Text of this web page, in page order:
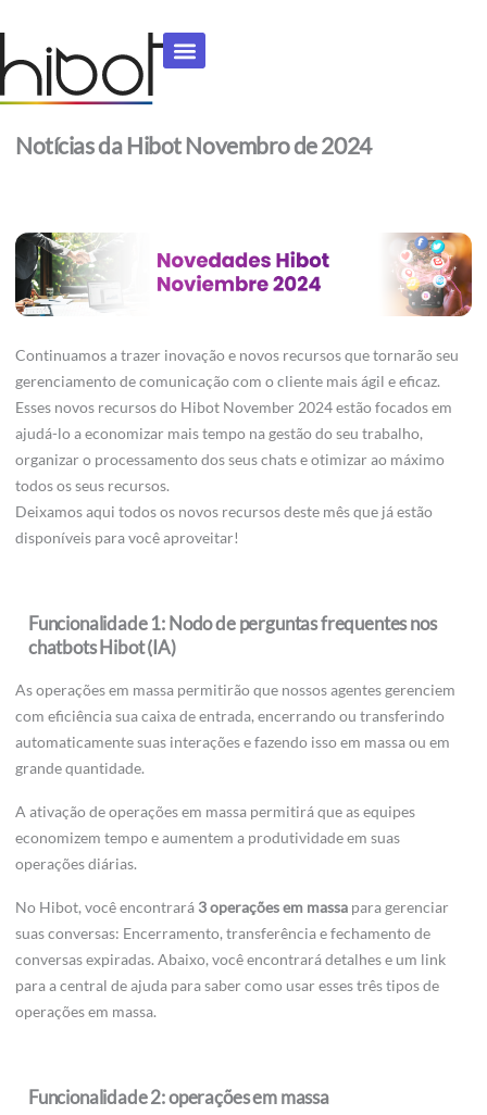
o
conteúdo
Notícias da Hibot Novembro de 2024
Continuamos a trazer inovação e novos recursos que tornarão seu
gerenciamento de comunicação com o cliente mais ágil e eficaz.
Esses novos recursos do Hibot November 2024 estão focados em
ajudá-lo a economizar mais tempo na gestão do seu trabalho,
organizar o processamento dos seus chats e otimizar ao máximo
todos os seus recursos.
Deixamos aqui todos os novos recursos deste mês que já estão
disponíveis para você aproveitar!
Funcionalidade 1: Nodo de perguntas frequentes nos
chatbots Hibot (IA)
As operações em massa permitirão que nossos agentes gerenciem
com eficiência sua caixa de entrada, encerrando ou transferindo
automaticamente suas interações e fazendo isso em massa ou em
grande quantidade.
A ativação de operações em massa permitirá que as equipes
economizem tempo e aumentem a produtividade em suas
operações diárias.
No Hibot, você encontrará 3 operações em massa para gerenciar
suas conversas: Encerramento, transferência e fechamento de
conversas expiradas. Abaixo, você encontrará detalhes e um link
para a central de ajuda para saber como usar esses três tipos de
operações em massa.
Funcionalidade 2: operações em massa